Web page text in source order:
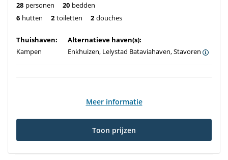
28 personen 20 bedden
6 hutten 2 toiletten 2 douches
Thuishaven:
Kampen
Alternatieve haven(s):
Enkhuizen, Lelystad Bataviahaven, Stavoren
Meer informatie
Toon prijzen